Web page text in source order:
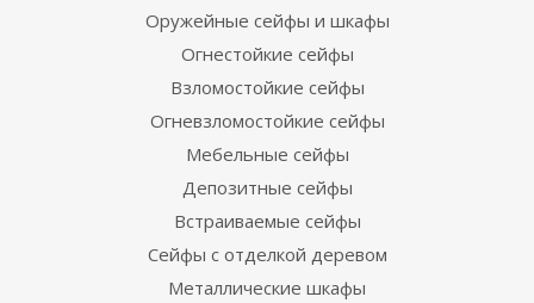
Оружейные сейфы и шкафы
Огнестойкие сейфы
Взломостойкие сейфы
Огневзломостойкие сейфы
Мебельные сейфы
Депозитные сейфы
Встраиваемые сейфы
Сейфы с отделкой деревом
Металлические шкафы